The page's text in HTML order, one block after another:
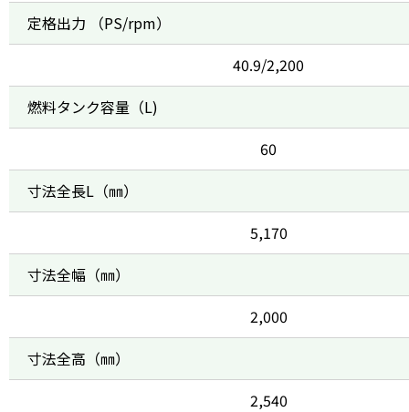
定格出力 （PS/rpm）
40.9/2,200
燃料タンク容量（L)
60
寸法全長L（㎜）
5,170
寸法全幅（㎜）
2,000
寸法全高（㎜）
2,540